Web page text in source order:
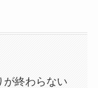
が終わらない